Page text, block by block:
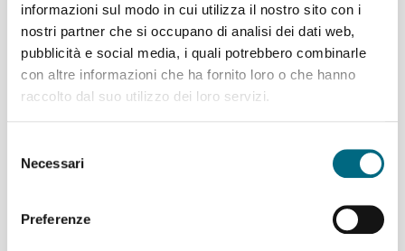
informazioni sul modo in cui utilizza il nostro sito con i
nostri partner che si occupano di analisi dei dati web,
pubblicità e social media, i quali potrebbero combinarle
con altre informazioni che ha fornito loro o che hanno
raccolto dal suo utilizzo dei loro servizi.
delNecessari
Preferenze
con il consueto orario: nei giorni feriali dalle 6.25 alle 21.40
e nei festivi dalle 8.00 alle 20.30.
12/11/2021